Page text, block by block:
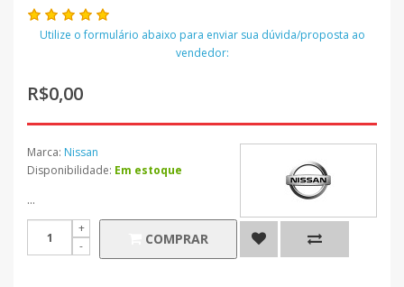
Utilize o formulário abaixo para enviar sua dúvida/proposta ao
vendedor:
R$0,00
Marca: Nissan
Disponibilidade: Em estoque
...
COMPRAR